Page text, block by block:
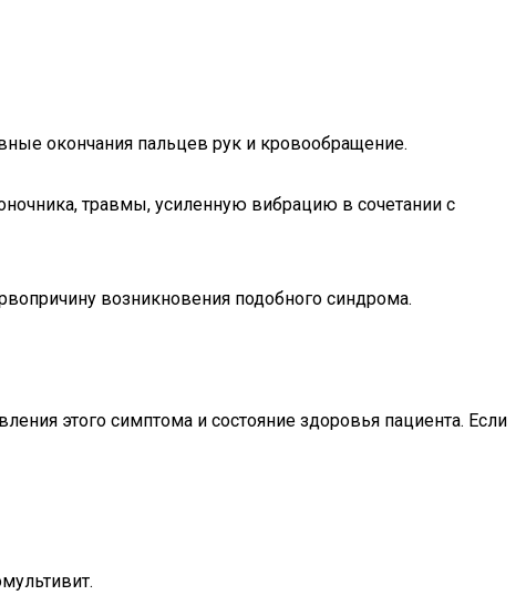
окончания пальцев рук и кровообращение.
травмы, усиленную вибрацию в сочетании с
возникновения подобного синдрома.
этого симптома и состояние здоровья пациента. Если